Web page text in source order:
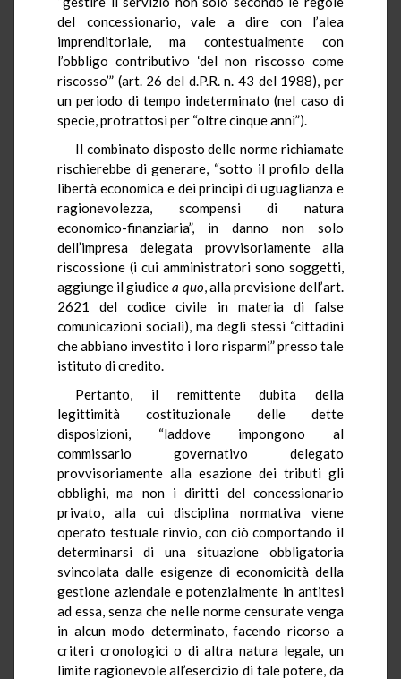
del concessionario, vale a dire con l’alea
imprenditoriale, ma contestualmente con
l’obbligo contributivo ‘del non riscosso come
riscosso’” (art. 26 del d.P.R. n. 43 del 1988), per
un periodo di tempo indeterminato (nel caso di
specie, protrattosi per “oltre cinque anni”).
Il combinato disposto delle norme richiamate
rischierebbe di generare, “sotto il profilo della
libertà economica e dei principi di uguaglianza e
ragionevolezza, scompensi di natura
economico-finanziaria”, in danno non solo
dell’impresa delegata provvisoriamente alla
riscossione (i cui amministratori sono soggetti,
aggiunge il giudicea quo, alla previsione dell’art.
2621 del codice civile in materia di false
comunicazioni sociali), ma degli stessi “cittadini
che abbiano investito i loro risparmi” presso tale
istituto di credito.
Pertanto, il remittente dubita della
legittimità costituzionale delle dette
disposizioni, “laddove impongono al
commissario governativo delegato
provvisoriamente alla esazione dei tributi gli
obblighi, ma non i diritti del concessionario
privato, alla cui disciplina normativa viene
operato testuale rinvio, con ciò comportando il
determinarsi di una situazione obbligatoria
svincolata dalle esigenze di economicità della
gestione aziendale e potenzialmente in antitesi
ad essa, senza che nelle norme censurate venga
in alcun modo determinato, facendo ricorso a
criteri cronologici o di altra natura legale, un
limite ragionevole all’esercizio di tale potere, da